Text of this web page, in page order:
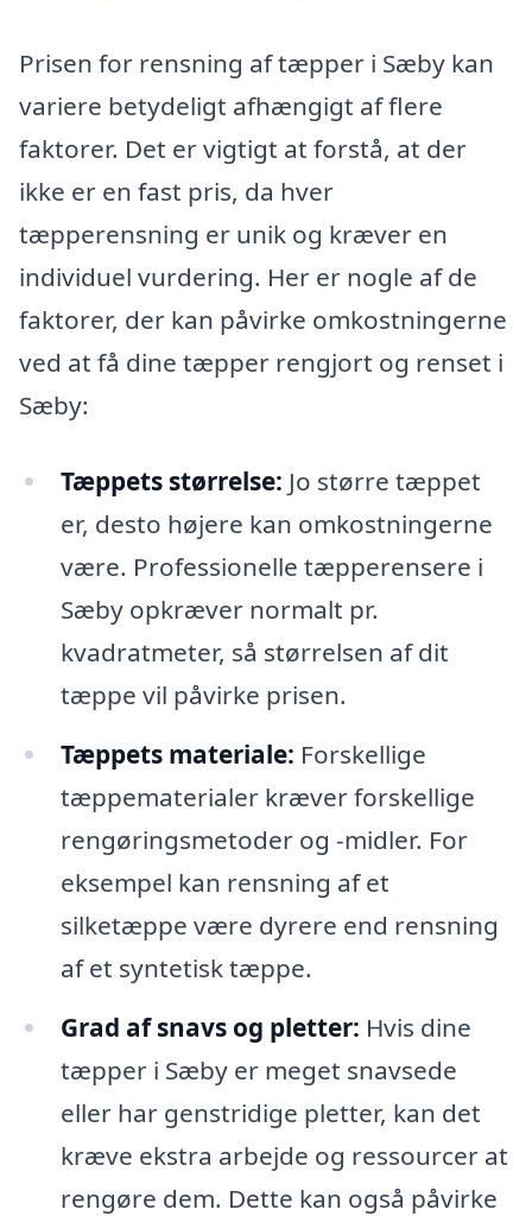
Prisen for rensning af tæpper i Sæby kan
variere betydeligt afhængigt af flere
faktorer. Det er vigtigt at forstå, at der
ikke er en fast pris, da hver
tæpperensning er unik og kræver en
individuel vurdering. Her er nogle af de
faktorer, der kan påvirke omkostningerne
ved at få dine tæpper rengjort og renset i
Sæby:
Tæppets størrelse: Jo større tæppet
er, desto højere kan omkostningerne
være. Professionelle tæpperensere i
Sæby opkræver normalt pr.
kvadratmeter, så størrelsen af dit
tæppe vil påvirke prisen.
Tæppets materiale: Forskellige
tæppematerialer kræver forskellige
rengøringsmetoder og -midler. For
eksempel kan rensning af et
silketæppe være dyrere end rensning
af et syntetisk tæppe.
Grad af snavs og pletter: Hvis dine
tæpper i Sæby er meget snavsede
eller har genstridige pletter, kan det
kræve ekstra arbejde og ressourcer at
rengøre dem. Dette kan også påvirke